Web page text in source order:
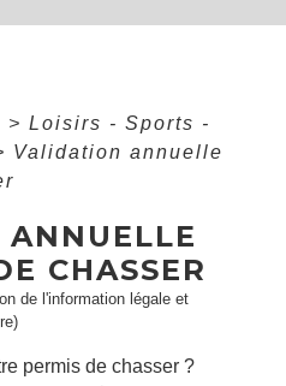
> Loisirs - Sports -
Validation annuelle
CHASSER
de l'information légale et
permis de chasser ?